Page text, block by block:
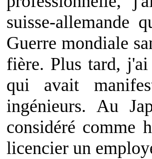
suisse-allemande
Guerre mondiale
fière. Plus tard,
qui avait
ingénieurs. Au
considéré comme
licencier un